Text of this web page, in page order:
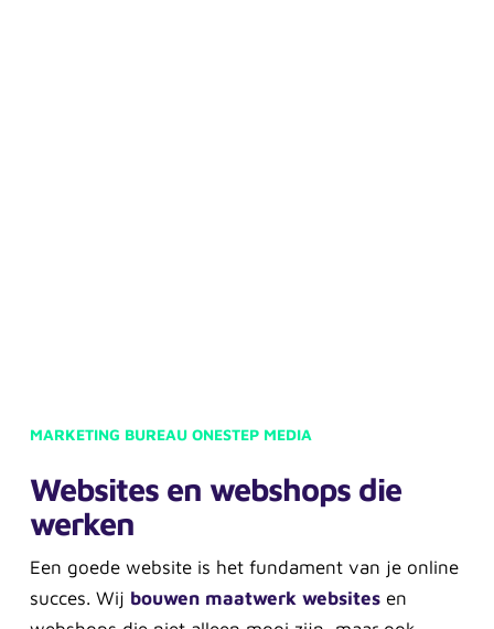
MARKETING BUREAU ONESTEP MEDIA
Websites en webshops die
werken
Een goede website is het fundament van je online
succes. Wij bouwen maatwerk websitesen